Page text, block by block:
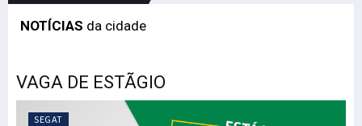
NOTÍCIAS da cidade
VAGA DE ESTÃGIO
SEGAT